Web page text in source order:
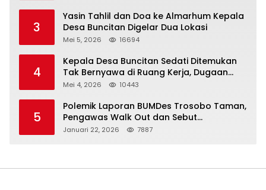
3
Yasin Tahlil dan Doa ke Almarhum Kepala
Desa Buncitan Digelar Dua Lokasi
Mei 5, 2026 16694
4
Kepala Desa Buncitan Sedati Ditemukan
Tak Bernyawa di Ruang Kerja, Dugaan
Bunuh Diri Menguat
Mei 4, 2026 10443
5
Polemik Laporan BUMDes Trosobo Taman,
Pengawas Walk Out dan Sebut
Kejanggalan
Januari 22, 2026 7887